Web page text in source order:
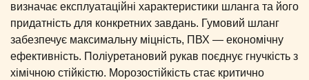
визначає експлуатаційні характеристики шланга та його
придатність для конкретних завдань. Гумовий шланг
забезпечує максимальну міцність, ПВХ — економічну
ефективність. Поліуретановий рукав поєднує гнучкість з
хімічною стійкістю. Морозостійкість стає критично